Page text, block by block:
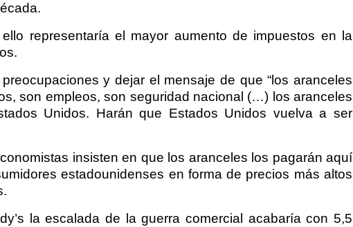
representaría el mayor aumento de impuestos en la
y dejar el mensaje de que “los aranceles
son empleos, son seguridad nacional (…) los aranceles
Unidos. Harán que Estados Unidos vuelva a ser
insisten en que los aranceles los pagarán aquí
estadounidenses en forma de precios más altos
la escalada de la guerra comercial acabaría con 5,5